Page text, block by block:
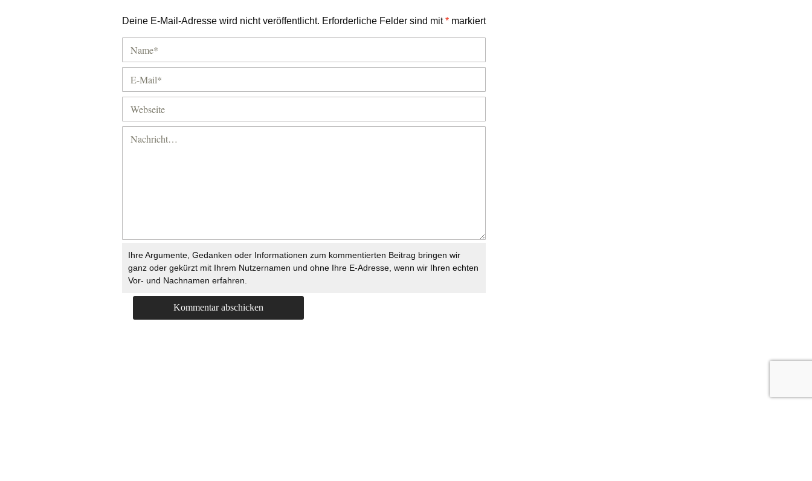
Deine E-Mail-Adresse wird nicht veröffentlicht. Erforderliche Felder sind mit* markiert
Ihre Argumente, Gedanken oder Informationen zum kommentierten Beitrag bringen wir
ganz oder gekürzt mit Ihrem Nutzernamen und ohne Ihre E-Adresse, wenn wir Ihren echten
Vor- und Nachnamen erfahren.